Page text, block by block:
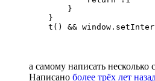
        }
    }
t() &&
а самому написать несколько
Написано более трёх лет